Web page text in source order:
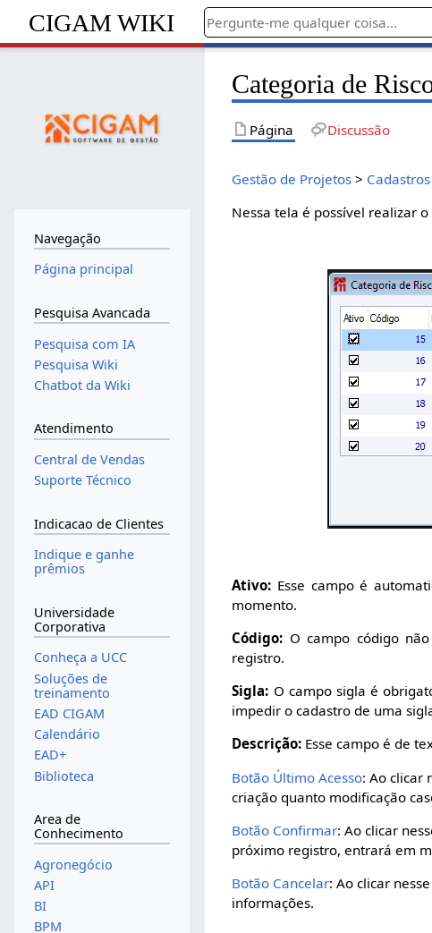
CIGAM WIKI
Categoria de
Página Discussão
Gestão de Projetos > Cadastros
Nessa tela é possível realizar
Ativo: Esse campo é
momento.
Código: O campo código
registro.
Sigla: O campo sigla é
impedir o cadastro de uma
Descrição: Esse campo é de
Botão Último Acesso: Ao clicar
criação quanto modificação
Botão Confirmar: Ao clicar
próximo registro, entrará em
Botão Cancelar: Ao clicar
informações.
Navegação
Página principal
Pesquisa Avancada
Pesquisa com IA
Pesquisa Wiki
Chatbot da Wiki
Atendimento
Central de Vendas
Suporte Técnico
Indicacao de Clientes
Indique e ganhe
prêmios
Universidade
Corporativa
Conheça a UCC
Soluções de
treinamento
EAD CIGAM
Calendário
EAD+
Biblioteca
Area de
Conhecimento
Agronegócio
API
BI
BPM